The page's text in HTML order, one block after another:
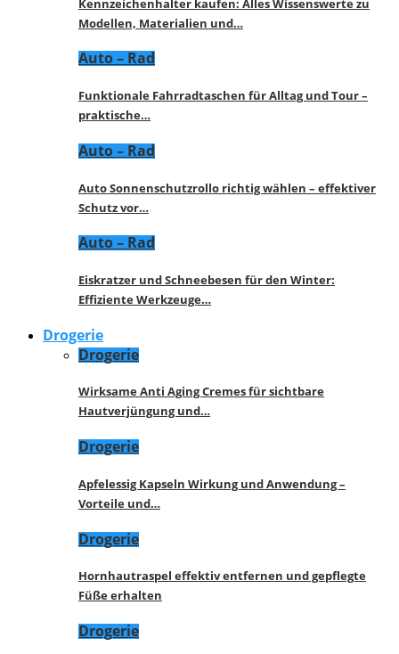
Kennzeichenhalter kaufen: Alles Wissenswerte zu
Modellen, Materialien und…
Auto – Rad
Funktionale Fahrradtaschen für Alltag und Tour –
praktische…
Auto – Rad
Auto Sonnenschutzrollo richtig wählen – effektiver
Schutz vor…
Auto – Rad
Eiskratzer und Schneebesen für den Winter:
Effiziente Werkzeuge…
Drogerie
Drogerie
Wirksame Anti Aging Cremes für sichtbare
Hautverjüngung und…
Drogerie
Apfelessig Kapseln Wirkung und Anwendung –
Vorteile und…
Drogerie
Hornhautraspel effektiv entfernen und gepflegte
Füße erhalten
Drogerie